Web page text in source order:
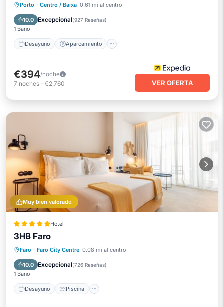
Porto · Centro / Baixa 0.61 mi al centro
10.0 Excepcional(927 Reseñas)
1 Baño
Desayuno Aparcamiento
Desayuno Aparcamiento
Spa
€394/noche
7 noches - €2,760 VER OFERTA
Muy bien valorado
Hotel
3HB Faro
Faro · Faro City Centre 0.08 mi al centro
10.0 Excepcional(726 Reseñas)
1 Baño
Desayuno Piscina
Desayuno Piscina
Balcón/Terraza